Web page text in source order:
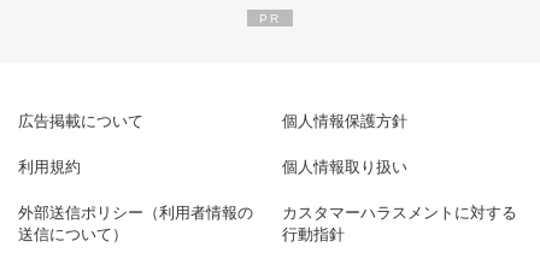
広告掲載について 個人情報保護方針
利用規約 個人情報取り扱い
外部送信ポリシー（利用者情報の
送信について）
カスタマーハラスメントに対する
行動指針